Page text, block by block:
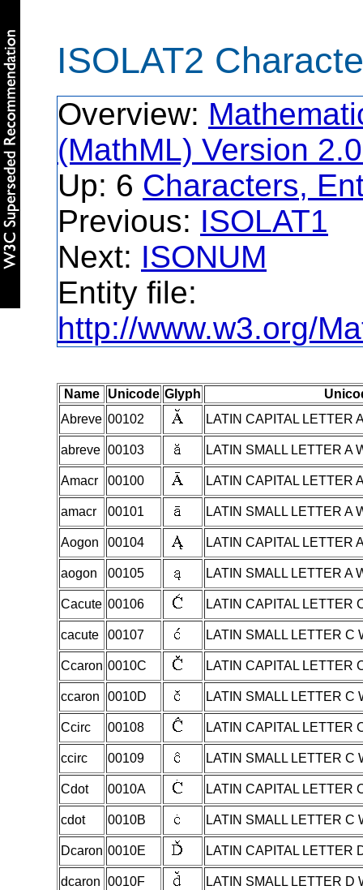
ISOLAT2
Overview:
(MathML) Version
Up: 6 Characters,
Previous: ISOLAT1
Next: ISONUM
Entity file:
http://www.w3.org/
Name Unicode Glyph
Abreve 00102 LATIN CAPITAL LETTER
abreve 00103 LATIN SMALL LETTER A
Amacr 00100 LATIN CAPITAL LETTER
amacr 00101 LATIN SMALL LETTER A
Aogon 00104 LATIN CAPITAL LETTER
aogon 00105 LATIN SMALL LETTER A
Cacute 00106 LATIN CAPITAL LETTER
cacute 00107 LATIN SMALL LETTER C
Ccaron 0010C LATIN CAPITAL LETTER
ccaron 0010D LATIN SMALL LETTER C
Ccirc 00108 LATIN CAPITAL LETTER
ccirc 00109 LATIN SMALL LETTER C
Cdot 0010A LATIN CAPITAL LETTER
cdot 0010B LATIN SMALL LETTER C
Dcaron 0010E LATIN CAPITAL LETTER
dcaron 0010F LATIN SMALL LETTER D